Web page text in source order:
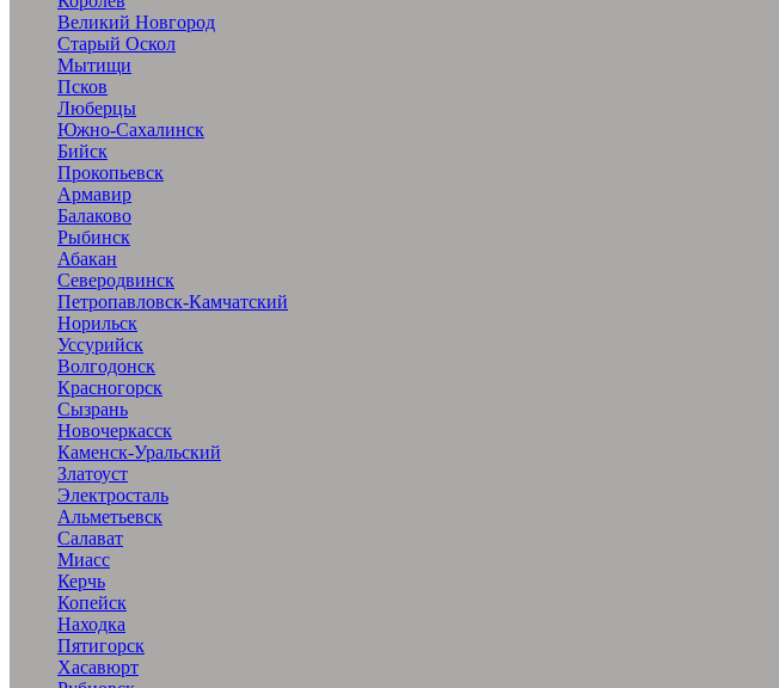
Великий Новгород
Старый Оскол
Мытищи
Псков
Люберцы
Южно-Сахалинск
Бийск
Прокопьевск
Армавир
Балаково
Рыбинск
Абакан
Северодвинск
Петропавловск-Камчатский
Норильск
Уссурийск
Волгодонск
Красногорск
Сызрань
Новочеркасск
Каменск-Уральский
Златоуст
Электросталь
Альметьевск
Салават
Миасс
Керчь
Копейск
Находка
Пятигорск
Хасавюрт